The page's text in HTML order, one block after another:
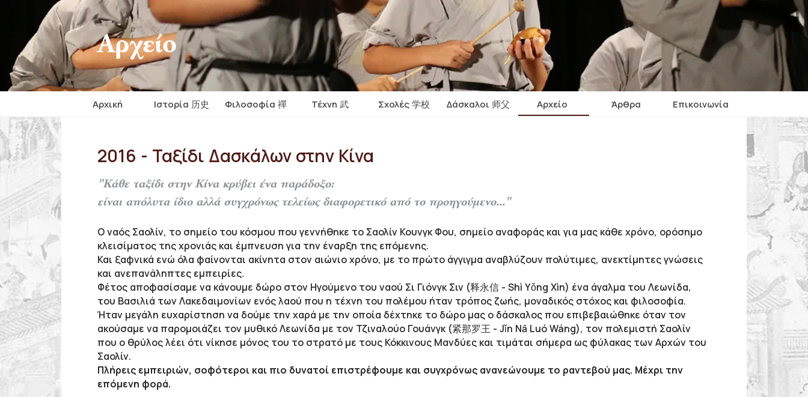
Αρχείο
Αρχική Iστορία 历史 Φιλοσοφία 禪 Τέχνη 武 Σχολές 学校 Δάσκαλοι 师父 Αρχείο Άρθρα Επικοινωνία
2016 - Ταξίδι Δασκάλων στην Κίνα
"Κάθε ταξίδι στην Κίνα κρύβει ένα παράδοξο:
είναι απόλυτα ίδιο αλλά συγχρόνως τελείως διαφορετικό από το προηγούμενο..."
Ο ναός Σαολίν, το σημείο του κόσμου που γεννήθηκε το Σαολίν Κουνγκ Φου, σημείο αναφοράς και για μας κάθε χρόνο, ορόσημο
κλεισίματος της χρονιάς και έμπνευση για την έναρξη της επόμενης.
Και ξαφνικά ενώ όλα φαίνονται ακίνητα στον αιώνιο χρόνο, με το πρώτο άγγιγμα αναβλύζουν πολύτιμες, ανεκτίμητες γνώσεις
και ανεπανάληπτες εμπειρίες.
Φέτος αποφασίσαμε να κάνουμε δώρο στον Ηγούμενο του ναού Σι Γιόνγκ Σιν (释永信 - Shì Yǒng Xìn) ένα άγαλμα του Λεωνίδα,
του Βασιλιά των Λακεδαιμονίων ενός λαού που η τέχνη του πολέμου ήταν τρόπος ζωής, μοναδικός στόχος και φιλοσοφία.
Ήταν μεγάλη ευχαρίστηση να δούμε την χαρά με την οποία δέχτηκε το δώρο μας ο δάσκαλος που επιβεβαιώθηκε όταν τον
ακούσαμε να παρομοιάζει τον μυθικό Λεωνίδα με τον Τζιναλούο Γουάνγκ (紧那罗王 - Jǐn Nā Luó Wáng), τον πολεμιστή Σαολίν
που ο θρύλος λέει ότι νίκησε μόνος του το στρατό με τους Κόκκινους Μανδύες και τιμάται σήμερα ως φύλακας των Αρχών του
Σαολίν.
Πλήρεις εμπειριών, σοφότεροι και πιο δυνατοί επιστρέφουμε και συγχρόνως ανανεώνουμε το ραντεβού μας. Μέχρι την
επόμενη φορά.